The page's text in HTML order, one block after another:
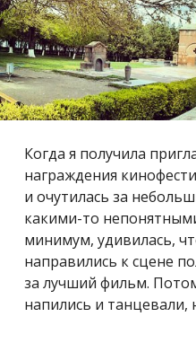
Когда я получила
награждения
и очутилась за
какими-то
минимум, удивилась,
направились к сцене
за лучший фильм.
напились и танцевали,